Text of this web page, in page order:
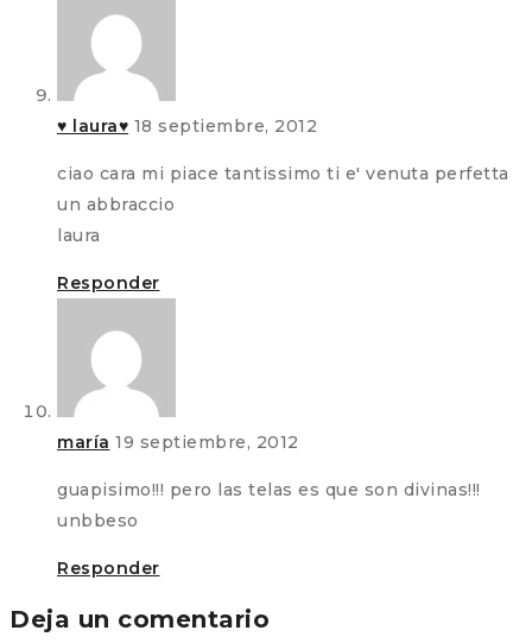
♥ laura♥ 18 septiembre, 2012
ciao cara mi piace tantissimo ti e' venuta perfetta
un abbraccio
laura
Responder
maría 19 septiembre, 2012
guapisimo!!! pero las telas es que son divinas!!!
unbbeso
Responder
Deja un comentario